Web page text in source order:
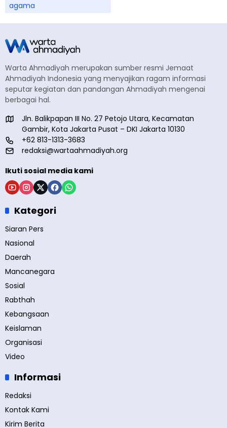
agama
Warta Ahmadiyah merupakan sumber resmi Jemaat
Ahmadiyah Indonesia yang menyajikan ragam informasi
seputar kegiatan dan pandangan Ahmadiyah mengenai
berbagai hal.
Jln. Balikpapan III No. 27 Petojo Utara, Kecamatan
Gambir, Kota Jakarta Pusat – DKI Jakarta 10130
+62 813-1313-3683
redaksi@wartaahmadiyah.org
Ikuti sosial media kami
Kategori
Siaran Pers
Nasional
Daerah
Mancanegara
Sosial
Rabthah
Kebangsaan
Keislaman
Organisasi
Video
Informasi
Redaksi
Kontak Kami
Kirim Berita